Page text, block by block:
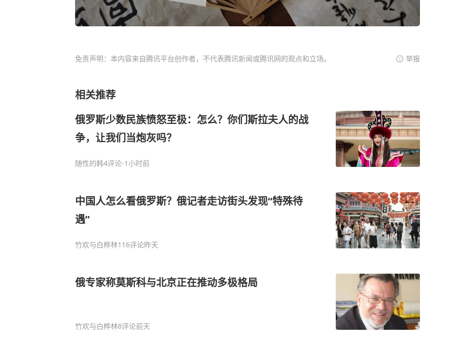
免责声明：本内容来自腾讯平台创作者，不代表腾讯新闻或腾讯网的观点和立场。 举报
相关推荐
俄罗斯少数民族愤怒至极：怎么？你们斯拉夫人的战
争，让我们当炮灰吗？
随性的韩4评论-1小时前
中国人怎么看俄罗斯？俄记者走访街头发现“特殊待
遇”
竹欢与白桦林116评论昨天
俄专家称莫斯科与北京正在推动多极格局
竹欢与白桦林8评论前天